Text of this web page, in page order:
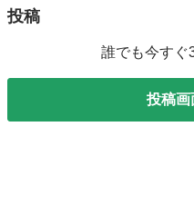
投稿
誰でも今すぐ
投稿画